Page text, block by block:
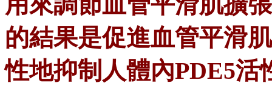
的結果是促進血管平滑
性地抑制人體內PDE5活